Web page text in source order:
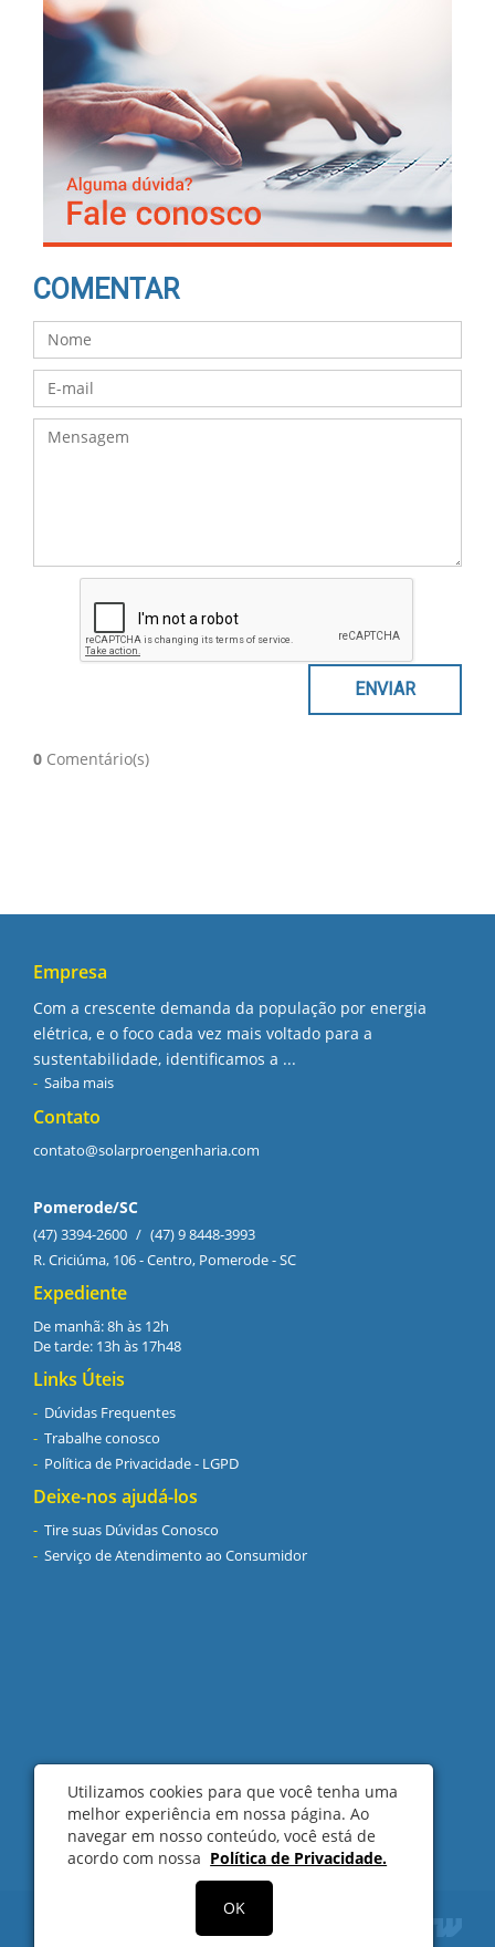
COMENTAR
0 Comentário(s)
Empresa
Com a crescente demanda da população por energia
elétrica, e o foco cada vez mais voltado para a
sustentabilidade, identificamos a ...
Saiba mais
Contato
contato@solarproengenharia.com
Pomerode/SC
(47) 3394-2600 / (47) 9 8448-3993
R. Criciúma, 106 - Centro, Pomerode - SC
Expediente
De manhã: 8h às 12h
De tarde: 13h às 17h48
Links Úteis
Dúvidas Frequentes
Trabalhe conosco
Política de Privacidade - LGPD
Deixe-nos ajudá-los
Tire suas Dúvidas Conosco
Serviço de Atendimento ao Consumidor
Utilizamos cookies para que você tenha uma
melhor experiência em nossa página. Ao
navegar em nosso conteúdo, você está de
acordo com nossa Política de Privacidade.
OK